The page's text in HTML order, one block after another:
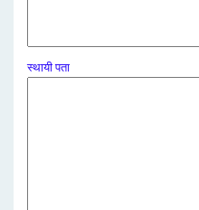
स्थायी पता